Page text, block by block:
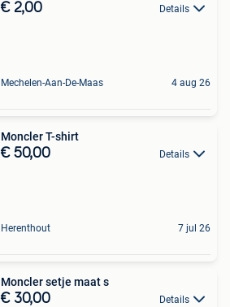
€ 2,00 Details
Mechelen-Aan-De-Maas 4 aug 26
Moncler T-shirt
€ 50,00 Details
Herenthout 7 jul 26
Moncler setje maat s
€ 30,00 Details